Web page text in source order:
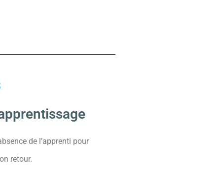
de l’apprenti pour
retour.